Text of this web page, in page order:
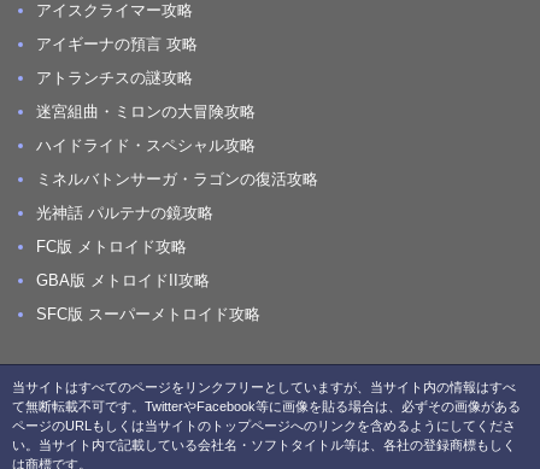
アイスクライマー攻略
アイギーナの預言 攻略
アトランチスの謎攻略
迷宮組曲・ミロンの大冒険攻略
ハイドライド・スペシャル攻略
ミネルバトンサーガ・ラゴンの復活攻略
光神話 パルテナの鏡攻略
FC版 メトロイド攻略
GBA版 メトロイドII攻略
SFC版 スーパーメトロイド攻略
当サイトはすべてのページをリンクフリーとしていますが、当サイト内の情報はすべ
て無断転載不可です。TwitterやFacebook等に画像を貼る場合は、必ずその画像がある
ページのURLもしくは当サイトのトップページへのリンクを含めるようにしてくださ
い。当サイト内で記載している会社名・ソフトタイトル等は、各社の登録商標もしく
は商標です。